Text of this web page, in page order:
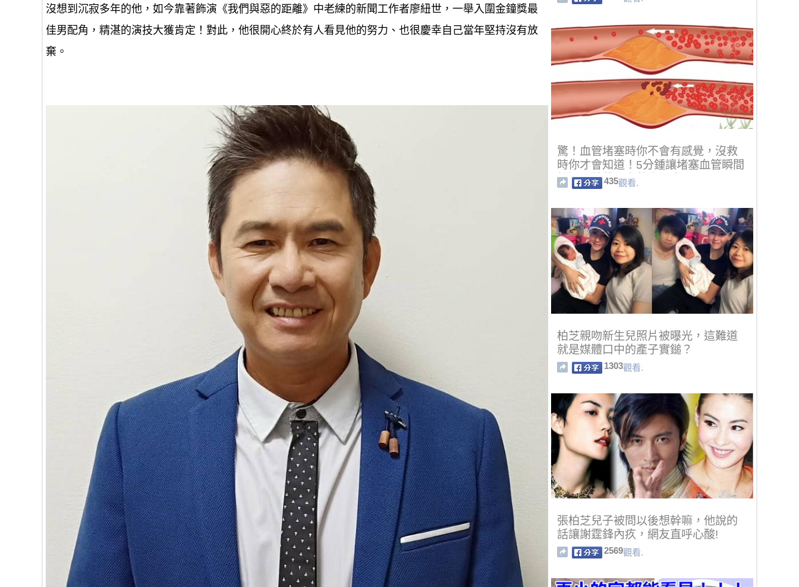
沒想到沉寂多年的他，如今靠著飾演《我們與惡的距離》中老練的新聞工作者廖紐世，一舉入圍金鐘獎最
佳男配角，精湛的演技大獲肯定！對此，他很開心終於有人看見他的努力、也很慶幸自己當年堅持沒有放
棄。
驚！血管堵塞時你不會有感覺，沒救
時你才會知道！5分鍾讓堵塞血管瞬間
暢通！轉載一次救人一命！
435觀看.
柏芝親吻新生兒照片被曝光，這難道
就是媒體口中的產子實鎚？
1303觀看.
張柏芝兒子被問以後想幹嘛，他說的
話讓謝霆鋒內疚，網友直呼心酸!
2569觀看.